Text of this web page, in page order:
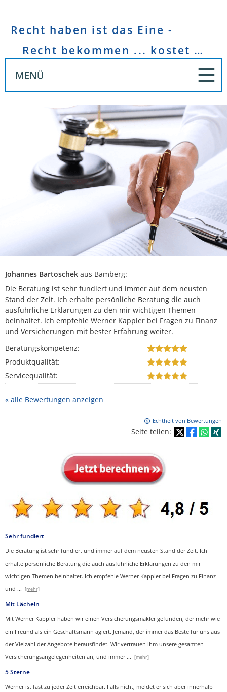
Recht haben ist das Eine -
Recht bekommen ... kostet Geld!
Johannes Bartoschek aus Bamberg:
Die Beratung ist sehr fundiert und immer auf dem neusten
Stand der Zeit. Ich erhalte persönliche Beratung die auch
ausführliche Erklärungen zu den mir wichtigen Themen
beinhaltet. Ich empfehle Werner Kappler bei Fragen zu Finanz
und Versicherungen mit bester Erfahrung weiter.
Beratungskompetenz:
Produktqualität:
Servicequalität:
« alle Bewertungen anzeigen
Echtheit von Bewertungen
Seite teilen:
Sehr fundiert
Die Beratung ist sehr fundiert und immer auf dem neusten Stand der Zeit. Ich
erhalte persönliche Beratung die auch ausführliche Erklärungen zu den mir
wichtigen Themen beinhaltet. Ich empfehle Werner Kappler bei Fragen zu Finanz
und ... [mehr]
Mit Lächeln
Mit Werner Kappler haben wir einen Ver­sicherungs­makler gefunden, der mehr wie
ein Freund als ein Geschäftsmann agiert. Jemand, der immer das Beste für uns aus
der Vielzahl der Angebote herausfindet. Wir vertrauen ihm unsere gesamten
Versicherungsangelegenheiten an, und immer... [mehr]
5 Sterne
Werner ist fast zu jeder Zeit erreichbar. Falls nicht, meldet er sich aber innerhalb